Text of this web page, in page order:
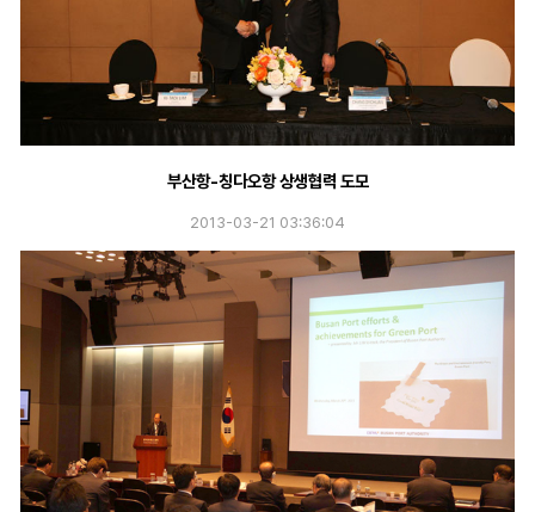
부산항-칭다오항 상생협력 도모
2013-03-21 03:36:04